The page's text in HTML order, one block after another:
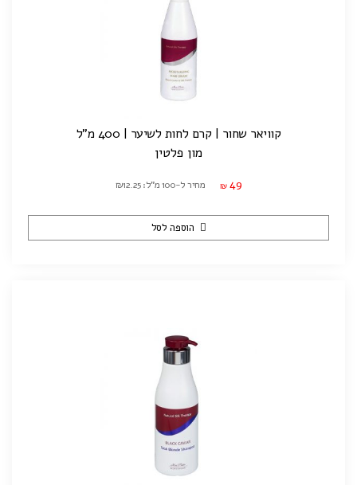
קוויאר שחור | קרם לחות לשיער | 400 מ"ל
מון פלטין
₪ 49 מחיר ל-100 מ"ל: ₪12.25
הוספה לסל